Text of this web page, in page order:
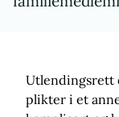
Utlendingsrett
plikter i et